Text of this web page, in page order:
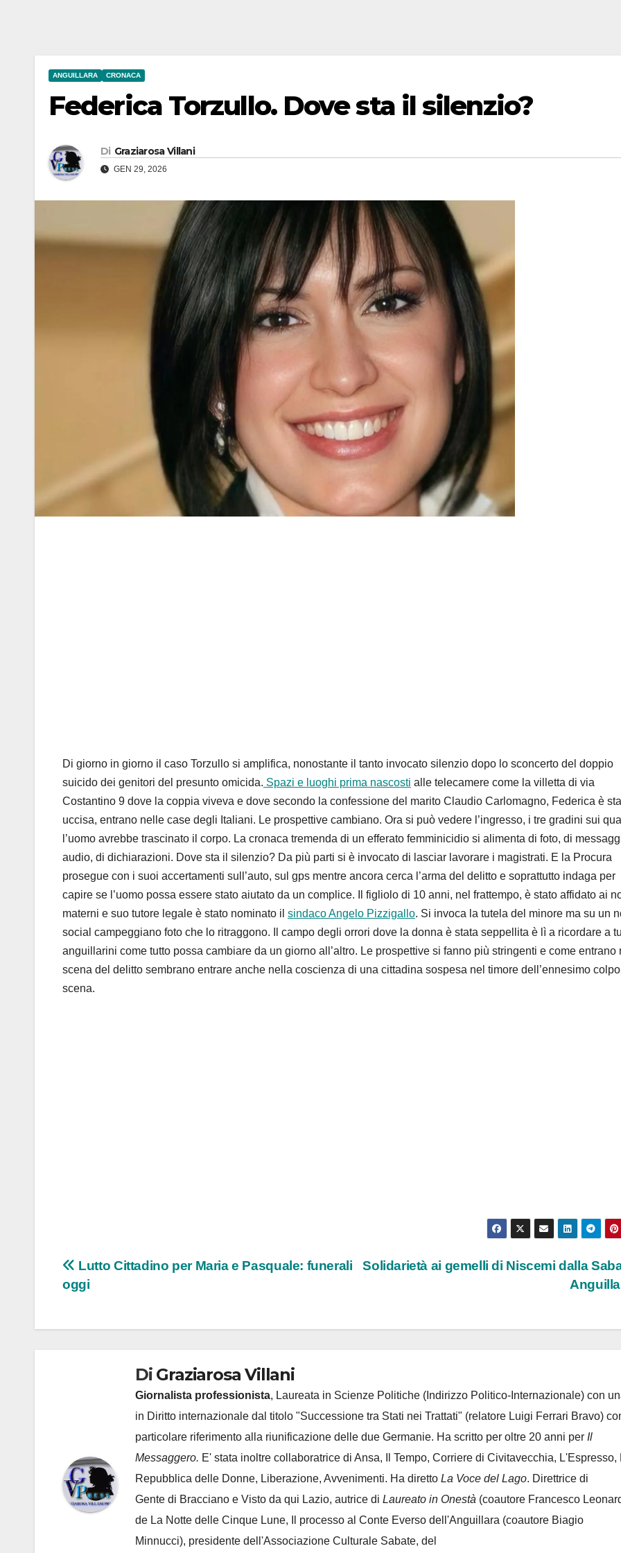
ANGUILLARA CRONACA
Federica Torzullo. Dove sta il silenzio?
Di Graziarosa Villani
GEN 29, 2026
Di giorno in giorno il caso Torzullo si amplifica, nonostante il tanto invocato silenzio dopo lo sconcerto del doppio
suicido dei genitori del presunto omicida. Spazi e luoghi prima nascosti alle telecamere come la villetta di via
Costantino 9 dove la coppia viveva e dove secondo la confessione del marito Claudio Carlomagno, Federica è
uccisa, entrano nelle case degli Italiani. Le prospettive cambiano. Ora si può vedere l’ingresso, i tre gradini sui
l’uomo avrebbe trascinato il corpo. La cronaca tremenda di un efferato femminicidio si alimenta di foto, di
audio, di dichiarazioni. Dove sta il silenzio? Da più parti si è invocato di lasciar lavorare i magistrati. E la Procura
prosegue con i suoi accertamenti sull’auto, sul gps mentre ancora cerca l’arma del delitto e soprattutto indaga per
capire se l’uomo possa essere stato aiutato da un complice. Il figliolo di 10 anni, nel frattempo, è stato affidato ai
materni e suo tutore legale è stato nominato il sindaco Angelo Pizzigallo. Si invoca la tutela del minore ma su un
social campeggiano foto che lo ritraggono. Il campo degli orrori dove la donna è stata seppellita è lì a ricordare a
anguillarini come tutto possa cambiare da un giorno all’altro. Le prospettive si fanno più stringenti e come entrano
scena del delitto sembrano entrare anche nella coscienza di una cittadina sospesa nel timore dell’ennesimo
scena.
Navigazione
articoli
Solidarietà ai gemelli di Niscemi dalla
Lutto Cittadino per Maria e Pasquale: funerali
oggi
Di Graziarosa Villani
Giornalista professionista, Laureata in Scienze Politiche (Indirizzo Politico-Internazionale) con
in Diritto internazionale dal titolo "Successione tra Stati nei Trattati" (relatore Luigi Ferrari Bravo)
particolare riferimento alla riunificazione delle due Germanie. Ha scritto per oltre 20 anni per Il
Messaggero. E' stata inoltre collaboratrice di Ansa, Il Tempo, Corriere di Civitavecchia, L'Espresso,
Repubblica delle Donne, Liberazione, Avvenimenti. Ha diretto La Voce del Lago. Direttrice di
Gente di Bracciano e Visto da qui Lazio, autrice di Laureato in Onestà (coautore Francesco
de La Notte delle Cinque Lune, Il processo al Conte Everso dell'Anguillara (coautore Biagio
Minnucci), presidente dell'Associazione Culturale Sabate, del